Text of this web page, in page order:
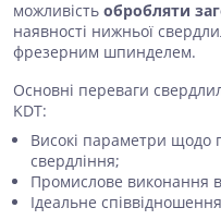
можливість обробляти
наявності нижньої
фрезерним шпинделем.
Основні переваги
KDT:
Високі параметри щодо
свердління;
Промислове виконання
Ідеальне